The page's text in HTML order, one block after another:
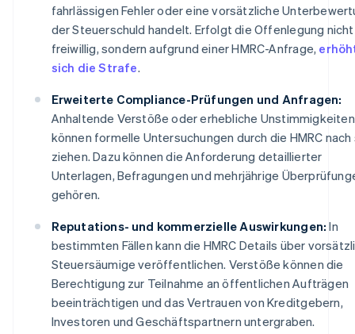
fahrlässigen Fehler oder eine vorsätzliche
der Steuerschuld handelt. Erfolgt die Offenlegung nicht
freiwillig, sondern aufgrund einer HMRC-Anfrage,
sich die Strafe.
Erweiterte Compliance-Prüfungen und Anfragen:
Anhaltende Verstöße oder erhebliche Unstimmigkeiten
können formelle Untersuchungen durch die HMRC nach
ziehen. Dazu können die Anforderung detaillierter
Unterlagen, Befragungen und mehrjährige
gehören.
Reputations- und kommerzielle Auswirkungen: In
bestimmten Fällen kann die HMRC Details über
Steuersäumige veröffentlichen. Verstöße können die
Berechtigung zur Teilnahme an öffentlichen Aufträgen
beeinträchtigen und das Vertrauen von Kreditgebern,
Investoren und Geschäftspartnern untergraben.